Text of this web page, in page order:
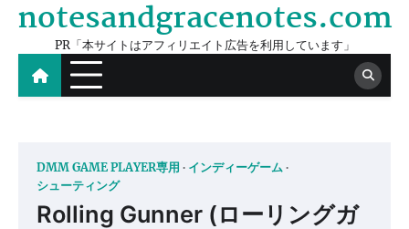
Skip
content
notesandgracenotes.com
PR「本サイトはアフィリエイト広告を利用しています」
DMM GAME PLAYER専用
インディーゲーム
シューティング
Rolling Gunner (ローリングガ